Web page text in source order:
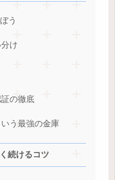
う
け
の徹底
う最強の金庫
続けるコツ